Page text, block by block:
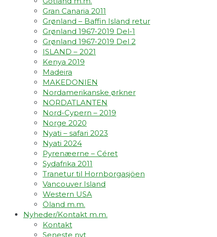
Gran Canaria 2011
Grønland – Baffin Island retur
Grønland 1967-2019 Del-1
Grønland 1967-2019 Del 2
ISLAND – 2021
Kenya 2019
Madeira
MAKEDONIEN
Nordamerikanske ørkner
NORDATLANTEN
Nord-Cypern – 2019
Norge 2020
Nyati – safari 2023
Nyati 2024
Pyrenæerne – Céret
Sydafrika 2011
Tranetur til Hornborgasjöen
Vancouver Island
Western USA
Öland m.m.
Nyheder/Kontakt m.m.
Kontakt
Seneste nyt